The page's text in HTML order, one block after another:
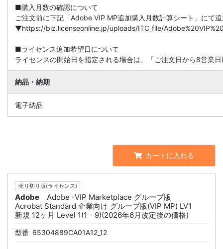
■購入月数の確認について
ご注文前に下記「Adobe VIP MP追加購入月数計算シート」にて
▼https://biz.licenseonline.jp/uploads/ITC_file/
■ライセンス追加希望日について
ライセンスの開始日を指定される場合は、「ご注文日から8営業
納品・納期
電子納品
カートに入れる
売り切り版(ライセンス)
Adobe
Adobe -VIP Marketplace グループ版
Acrobat Standard 企業向け グループ版(VIP MP) LV1
新規 12ヶ月 Level 1(1 - 9)(2026年6月改定後の価格)
型番 65304889CA01A12_12